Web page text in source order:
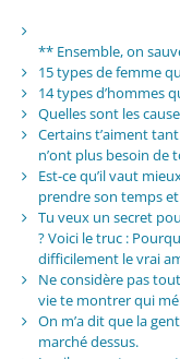
** Ensemble, on
15 types de femme
14 types d’hommes
Quelles sont les
Certains t’aiment
n’ont plus besoin de
Est-ce qu’il vaut
prendre son temps
Tu veux un secret
? Voici le truc :
difficilement le vrai
Ne considère pas
vie te montrer qui
On m’a dit que la
marché dessus.